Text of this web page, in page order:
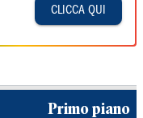
CLICCA QUI
Primo piano